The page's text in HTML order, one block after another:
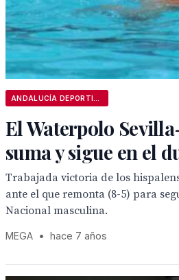
El Waterpolo
suma y sigue en el
Trabajada victoria de los
ante el que remonta (8-5) para
Nacional masculina.
MEGA • hace 7 años